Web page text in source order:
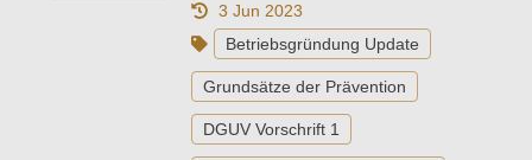
3 Jun 2023
Betriebsgründung Update
Grundsätze der Prävention
DGUV Vorschrift 1